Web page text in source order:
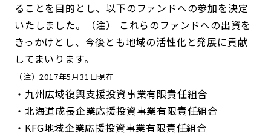
ることを目的とし、以下のファンドへの参加を決定
いたしました。（注） これらのファンドへの出資を
きっかけとし、今後とも地域の活性化と発展に貢献
してまいります。
（注）2017年5月31日現在
・九州広域復興支援投資事業有限責任組合
・北海道成長企業応援投資事業有限責任組合
・KFG地域企業応援投資事業有限責任組合